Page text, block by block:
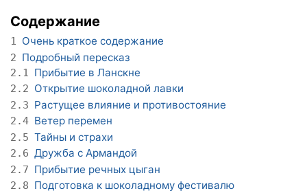
Содержание
1 Очень краткое содержание
2 Подробный пересказ
2.1 Прибытие в Ланскне
2.2 Открытие шоколадной лавки
2.3 Растущее влияние и противостояние
2.4 Ветер перемен
2.5 Тайны и страхи
2.6 Дружба с Армандой
2.7 Прибытие речных цыган
2.8 Подготовка к шоколадному фестивалю